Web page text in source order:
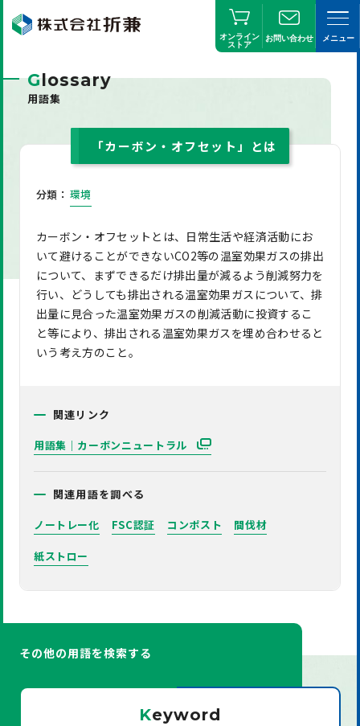
オンライン
ストア
お問い合わせ メニュー
Glossary
用語集
「カーボン・オフセット」とは
分類： 環境
カーボン・オフセットとは、日常生活や経済活動にお
いて避けることができないCO2等の温室効果ガスの排出
について、まずできるだけ排出量が減るよう削減努力を
行い、どうしても排出される温室効果ガスについて、排
出量に見合った温室効果ガスの削減活動に投資するこ
と等により、排出される温室効果ガスを埋め合わせると
いう考え方のこと。
関連リンク
用語集｜カーボンニュートラル
関連用語を調べる
ノートレー化
FSC認証 コンポスト 間伐材
紙ストロー
その他の用語を検索する
Keyword